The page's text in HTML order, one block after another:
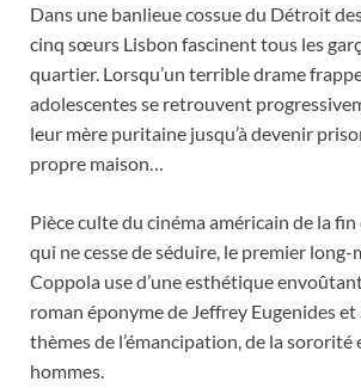
Dans une banlieue cossue du Détroit
cinq sœurs Lisbon fascinent tous les
quartier. Lorsqu’un terrible drame
adolescentes se retrouvent
leur mère puritaine jusqu’à devenir
propre maison…
Pièce culte du cinéma américain de la
qui ne cesse de séduire, le premier long-
Coppola use d’une esthétique
roman éponyme de Jeffrey Eugenides et
thèmes de l’émancipation, de la sororité
hommes.